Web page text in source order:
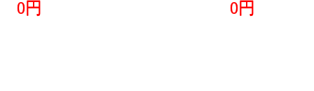
0円 0円